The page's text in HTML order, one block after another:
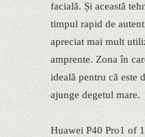
facială. Și această
timpul rapid de
apreciat mai mult
amprente. Zona în
ideală pentru că este
ajunge degetul mare.
Huawei P40 Pro1 of